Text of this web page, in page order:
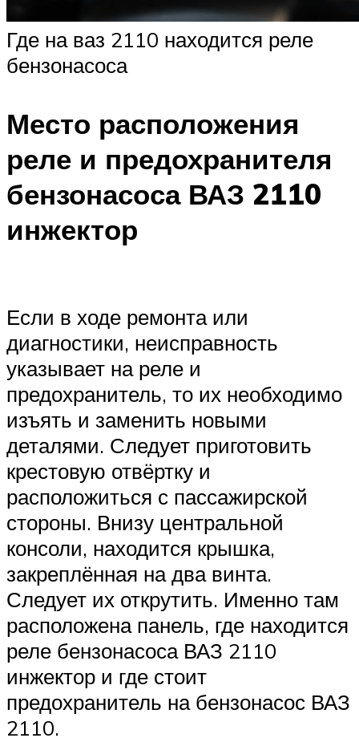
Где на ваз 2110 находится реле
бензонасоса
Место расположения
реле и предохранителя
бензонасоса ВАЗ 2110
инжектор
Если в ходе ремонта или
диагностики, неисправность
указывает на реле и
предохранитель, то их необходимо
изъять и заменить новыми
деталями. Следует приготовить
крестовую отвёртку и
расположиться с пассажирской
стороны. Внизу центральной
консоли, находится крышка,
закреплённая на два винта.
Следует их открутить. Именно там
расположена панель, где находится
реле бензонасоса ВАЗ 2110
инжектор и где стоит
предохранитель на бензонасос ВАЗ
2110.